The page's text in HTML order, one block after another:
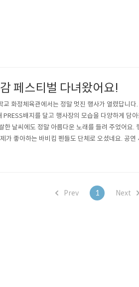
페스티벌 다녀왔어요!
화정체육관에서는 정말 멋진 행사가 열렸답니
배지를 달고 행사장의 모습을 다양하게 담
한 날씨에도 정말 아름다운 노래를 들려 주었어요
가 좋아하는 바비킴 펜들도 단체로 오셨네요. 공
공감 콘서트 시작. 바이브의 무대로 시작된 무대 뒤
Prev 1 Next